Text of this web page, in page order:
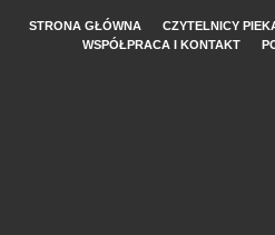
STRONA GŁÓWNA CZYTELNICY
WSPÓŁPRACA I KONTAKT